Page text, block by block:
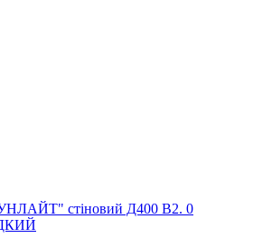
стіновий Д400 В2. 0